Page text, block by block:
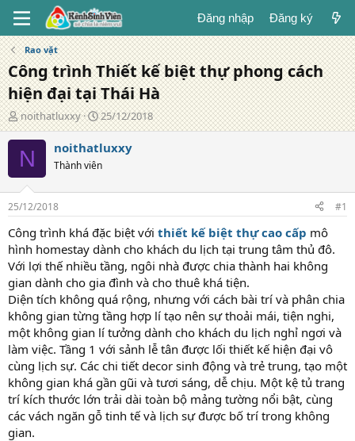
Đăng nhập Đăng ký
Rao vặt
Công trình Thiết kế biệt thự phong cách
hiện đại tại Thái Hà
T
á
c
g
ả
noithatluxxy
N
g
à
đ
g
25/12/2018
N noithatluxxy
Thành viên
25/12/2018 #1
Công trình khá đặc biệt với thiết kế biệt thự cao cấp mô
hình homestay dành cho khách du lịch tại trung tâm thủ đô.
Với lợi thế nhiều tầng, ngôi nhà được chia thành hai không
gian dành cho gia đình và cho thuê khá tiện.
Diện tích không quá rộng, nhưng với cách bài trí và phân chia
không gian từng tầng hợp lí tạo nên sự thoải mái, tiện nghi,
một không gian lí tưởng dành cho khách du lịch nghỉ ngơi và
làm việc. Tầng 1 với sảnh lễ tân được lối thiết kế hiện đại vô
cùng lịch sự. Các chi tiết decor sinh động và trẻ trung, tạo một
không gian khá gần gũi và tươi sáng, dễ chịu. Một kệ tủ trang
trí kích thước lớn trải dài toàn bộ mảng tường nổi bật, cùng
các vách ngăn gỗ tinh tế và lịch sự được bố trí trong không
gian.